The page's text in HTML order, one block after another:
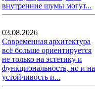
внутренние шумы могут...
03.08.2026
Современная архитектура
всё больше ориентируется
не только на эстетику и
функциональность, но и на
устойчивость и...